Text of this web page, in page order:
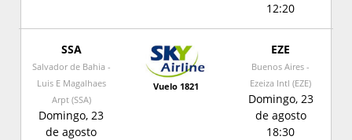
12:20
SSA
Salvador de Bahia -
Luis E Magalhaes
Arpt (SSA)
Domingo, 23
de agosto
Vuelo 1821
EZE
Buenos Aires -
Ezeiza Intl (EZE)
Domingo, 23
de agosto
18:30